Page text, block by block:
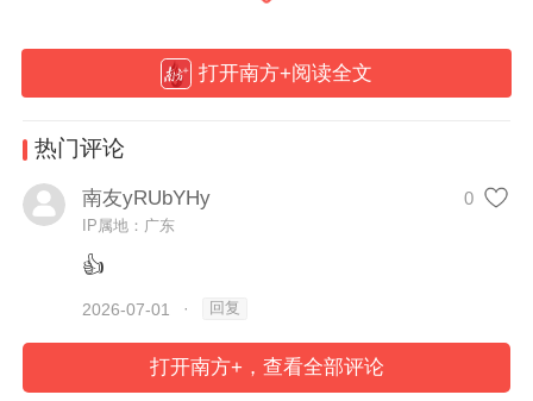
产业迎来新发展的直接反映。据了解，此前
出台的《关于推动广东网络游戏产业高质量
发展的若干政策措施》，正为广东打造全球
游戏产业高地提供强大支撑；聚焦跨境电商
产业稳定发展，广东近年亦出台12条支持政
策……“政策礼包”诚意满满，引才信号源源
不断释放。特别在“百万英才汇南粤”行动计
划深入推进的大背景下，游戏产业正成为广
东省承接高素质人才的重要通道之一。
打开南方+阅读全文
热门评论
南友yRUbYHy 0
IP属地：广东
👍
2026-07-01 · 回复
打开南方+，查看全部评论